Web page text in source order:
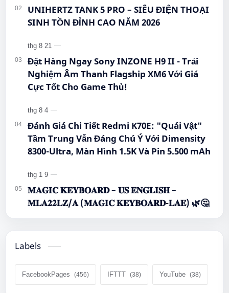
UNIHERTZ TANK 5 PRO – SIÊU ĐIỆN THOẠI
SINH TỒN ĐỈNH CAO NĂM 2026
Đặt Hàng Ngay Sony INZONE H9 II - Trải
Nghiệm Âm Thanh Flagship XM6 Với Giá
Cực Tốt Cho Game Thủ!
Đánh Giá Chi Tiết Redmi K70E: "Quái Vật"
Tầm Trung Vẫn Đáng Chú Ý Với Dimensity
8300-Ultra, Màn Hình 1.5K Và Pin 5.500 mAh
𝐌𝐀𝐆𝐈𝐂 𝐊𝐄𝐘𝐁𝐎𝐀𝐑𝐃 – 𝐔𝐒 𝐄𝐍𝐆𝐋𝐈𝐒𝐇 –
𝐌𝐋𝐀𝟐𝟐𝐋𝐙/𝐀 (𝐌𝐀𝐆𝐈𝐂 𝐊𝐄𝐘𝐁𝐎𝐀𝐑𝐃-𝐋𝐀𝐄) 🌿🤔
Labels
FacebookPages IFTTT YouTube